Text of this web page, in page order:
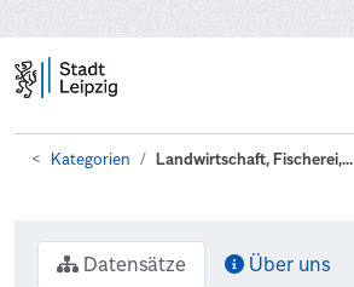
Kategorien Landwirtschaft, Fischerei,...
Datensätze Über uns